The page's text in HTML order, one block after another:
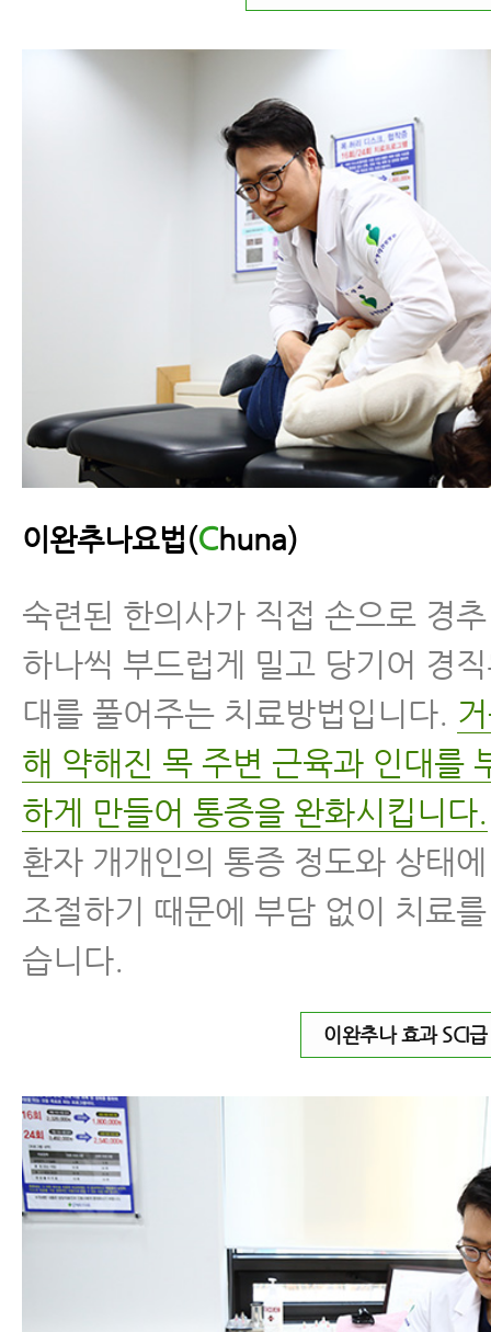
이완추나요법(Chuna)
숙련된 한의사가 직접 손으로 경
하나씩 부드럽게 밀고 당기어 경
대를 풀어주는 치료방법입니다.
해 약해진 목 주변 근육과 인대를
하게 만들어 통증을 완화시킵니다.
환자 개개인의 통증 정도와 상태
조절하기 때문에 부담 없이 치료
습니다.
이완추나 효과 SCI